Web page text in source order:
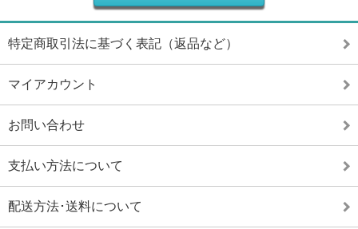
特定商取引法に基づく表記（返品など）
マイアカウント
お問い合わせ
支払い方法について
配送方法･送料について